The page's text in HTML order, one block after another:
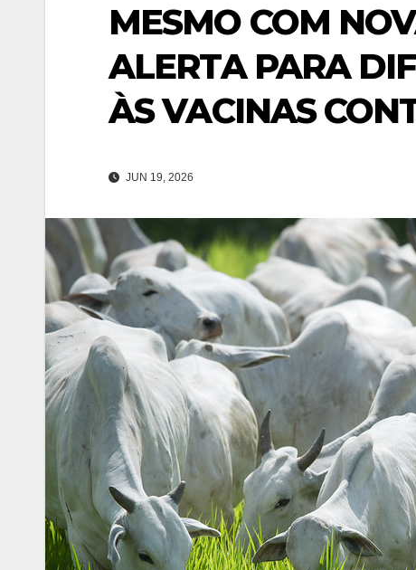
MESMO COM
ALERTA PARA
ÀS VACINAS
JUN 19, 2026